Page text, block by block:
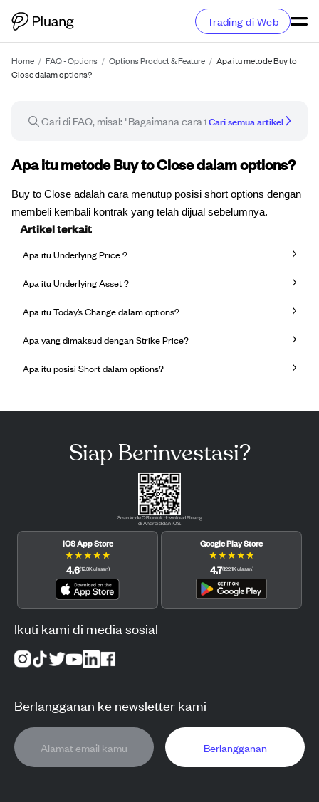
Trading di Web
Home / FAQ - Options / Options Product & Feature / Apa itu metode Buy to
Close dalam options?
Cari semua artikel
Artikel FAQ
Apa itu metode Buy to Close dalam options?
Buy to Close adalah cara menutup posisi short options dengan
membeli kembali kontrak yang telah dijual sebelumnya.
Artikel terkait
Apa itu Underlying Price ?
Apa itu Underlying Asset ?
Apa itu Today’s Change dalam options?
Apa yang dimaksud dengan Strike Price?
Apa itu posisi Short dalam options?
Siap Berinvestasi?
Scan kode QR untuk download Pluang
di Android dan iOS.
iOS App Store
★★★★★
4.6(12.3K ulasan)
Google Play Store
★★★★★
4.7(122.1K ulasan)
Ikuti kami di media sosial
Berlangganan ke newsletter kami
Berlangganan